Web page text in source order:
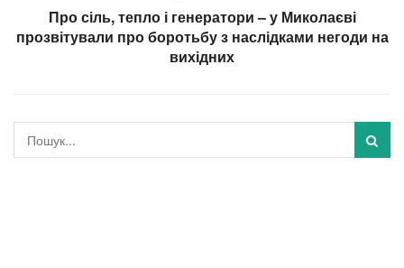
Про сіль, тепло і генератори – у Миколаєві
прозвітували про боротьбу з наслідками негоди на
вихідних